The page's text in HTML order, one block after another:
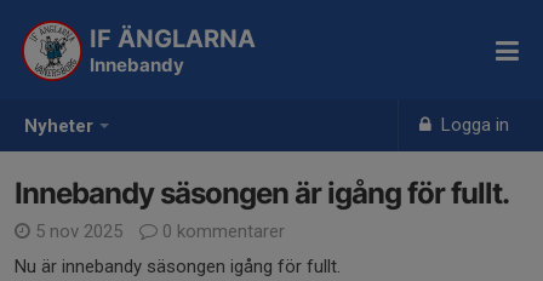
Nyheter Logga in
IF ÄNGLARNA
Innebandy
Innebandy säsongen är igång för fullt.
5 nov 2025
0 kommentarer
Nu är innebandy säsongen igång för fullt.